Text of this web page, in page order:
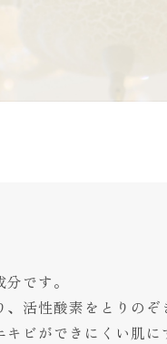
です。
活性酸素をとりのぞ
ビができにくい肌